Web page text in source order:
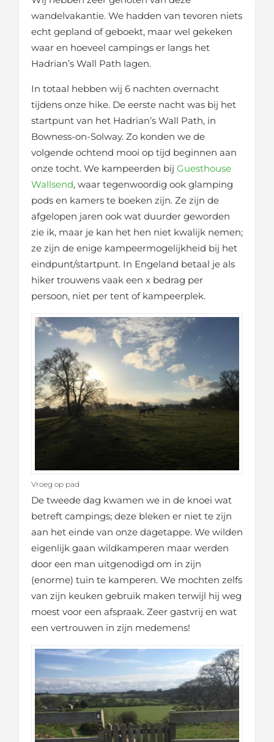
wandelvakantie. We hadden van tevoren niets
echt gepland of geboekt, maar wel gekeken
waar en hoeveel campings er langs het
Hadrian’s Wall Path lagen.
In totaal hebben wij 6 nachten overnacht
tijdens onze hike. De eerste nacht was bij het
startpunt van het Hadrian’s Wall Path, in
Bowness-on-Solway. Zo konden we de
volgende ochtend mooi op tijd beginnen aan
onze tocht. We kampeerden bij Guesthouse
Wallsend, waar tegenwoordig ook glamping
pods en kamers te boeken zijn. Ze zijn de
afgelopen jaren ook wat duurder geworden
zie ik, maar je kan het hen niet kwalijk nemen;
ze zijn de enige kampeermogelijkheid bij het
eindpunt/startpunt. In Engeland betaal je als
hiker trouwens vaak een x bedrag per
persoon, niet per tent of kampeerplek.
Vroeg op pad
De tweede dag kwamen we in de knoei wat
betreft campings; deze bleken er niet te zijn
aan het einde van onze dagetappe. We wilden
eigenlijk gaan wildkamperen maar werden
door een man uitgenodigd om in zijn
(enorme) tuin te kamperen. We mochten zelfs
van zijn keuken gebruik maken terwijl hij weg
moest voor een afspraak. Zeer gastvrij en wat
een vertrouwen in zijn medemens!